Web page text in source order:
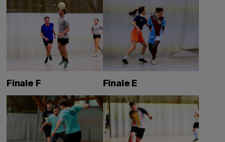
Finale F Finale E